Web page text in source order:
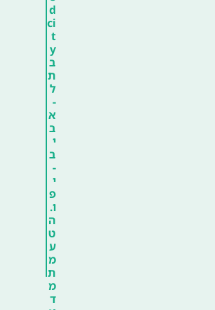
d
ci
t
y
ב
ת
ל
-
א
ב
י
ב
-
י
פ
ו.
ה
ט
ע
מ
ת
מ
ד